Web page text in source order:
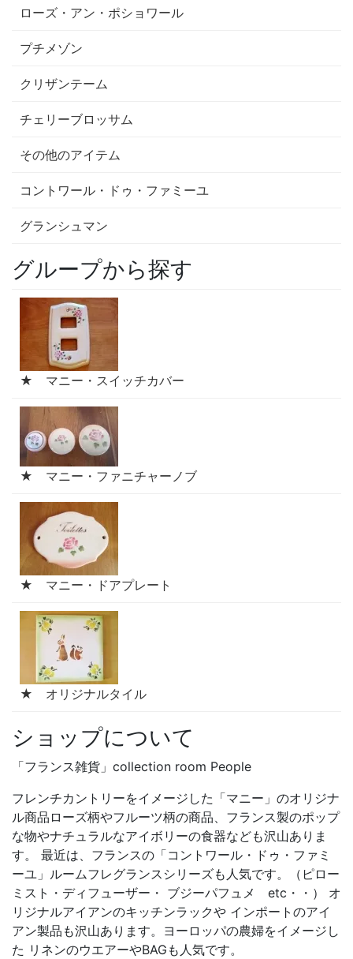
ローズ・アン・ポショワール
プチメゾン
クリザンテーム
チェリーブロッサム
その他のアイテム
コントワール・ドゥ・ファミーユ
グランシュマン
グループから探す
★ マニー・スイッチカバー
★ マニー・ファニチャーノブ
★ マニー・ドアプレート
★ オリジナルタイル
ショップについて
「フランス雑貨」collection room People
フレンチカントリーをイメージした「マニー」のオリジナ
ル商品ローズ柄やフルーツ柄の商品、フランス製のポップ
な物やナチュラルなアイボリーの食器なども沢山ありま
す。 最近は、フランスの「コントワール・ドゥ・ファミ
ーユ」ルームフレグランスシリーズも人気です。（ピロー
ミスト・ディフューザー・ ブジーパフュメ etc・・） オ
リジナルアイアンのキッチンラックや インポートのアイ
アン製品も沢山あります。ヨーロッパの農婦をイメージし
た リネンのウエアーやBAGも人気です。